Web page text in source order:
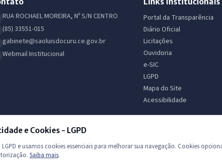
RUA ROCHAEL MOREIRA, Nº S/N CENTRO
(85) 33551-015
gabinete@saoluisdocuru.ce.gov.br
Webmail Institucional
Portal da Transparência
Diário Oficial
Licitações
Ouvidoria
e-SIC
LGPD
Mapa do Site
Acessibilidade
e Cookies - LGPD
e usamos cookies essenciais para melhorar sua navegação. Cookies
Saiba mais.